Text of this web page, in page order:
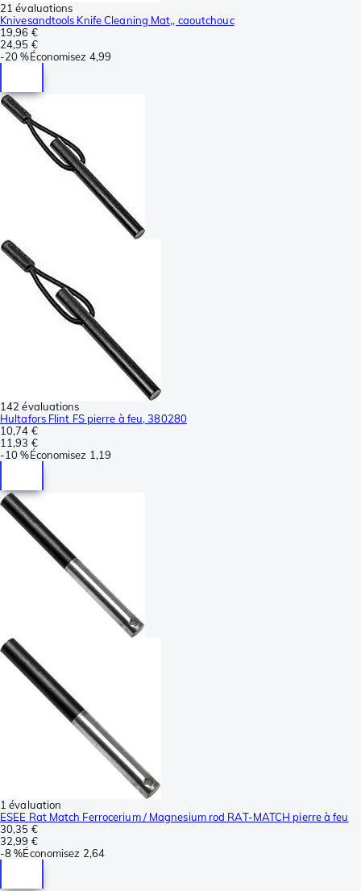
21 évaluations
Knivesandtools Knife Cleaning Mat,, caoutchouc
19,96 €
24,95 €
-20 %Économisez 4,99
142 évaluations
Hultafors Flint FS pierre à feu, 380280
10,74 €
11,93 €
-10 %Économisez 1,19
1 évaluation
ESEE Rat Match Ferrocerium / Magnesium rod RAT-MATCH pierre à feu
30,35 €
32,99 €
-8 %Économisez 2,64